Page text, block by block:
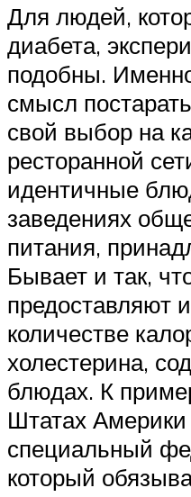
Для людей,
диабета,
подобны.
смысл
свой выбор на
ресторанной
идентичные
заведениях
питания,
Бывает и так,
предоставляют
количестве
холестерина,
блюдах. К
Штатах
специальный
который